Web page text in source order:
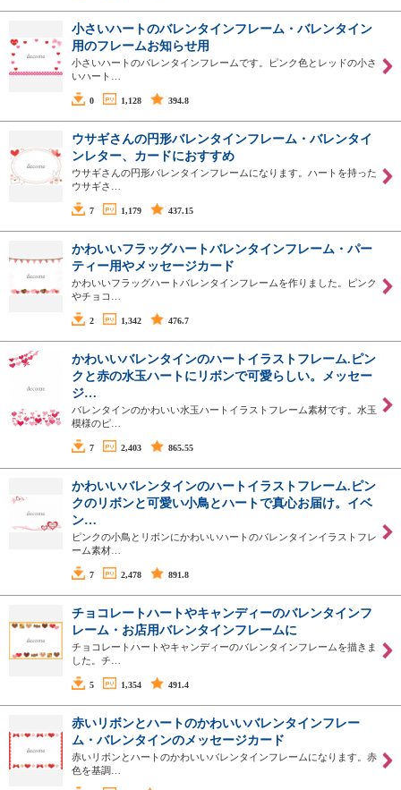
小さいハートのバレンタインフレーム・バレンタイン
用のフレームお知らせ用
小さいハートのバレンタインフレームです。ピンク色とレッドの小さ
いハート…
0 1,128 394.8
ウサギさんの円形バレンタインフレーム・バレンタイ
ンレター、カードにおすすめ
ウサギさんの円形バレンタインフレームになります。ハートを持った
ウサギさ…
7 1,179 437.15
かわいいフラッグハートバレンタインフレーム・パー
ティー用やメッセージカード
かわいいフラッグハートバレンタインフレームを作りました。ピンク
やチョコ…
2 1,342 476.7
かわいいバレンタインのハートイラストフレーム.ピン
クと赤の水玉ハートにリボンで可愛らしい。メッセー
ジ…
バレンタインのかわいい水玉ハートイラストフレーム素材です。水玉
模様のピ…
7 2,403 865.55
かわいいバレンタインのハートイラストフレーム.ピン
クのリボンと可愛い小鳥とハートで真心お届け。イベ
ン…
ピンクの小鳥とリボンにかわいいハートのバレンタインイラストフレ
ーム素材…
7 2,478 891.8
チョコレートハートやキャンディーのバレンタインフ
レーム・お店用バレンタインフレームに
チョコレートハートやキャンディーのバレンタインフレームを描きま
した。チ…
5 1,354 491.4
赤いリボンとハートのかわいいバレンタインフレー
ム・バレンタインのメッセージカード
赤いリボンとハートのかわいいバレンタインフレームになります。赤
色を基調…